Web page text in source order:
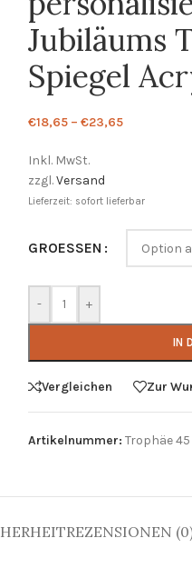
Jubiläums
Spiegel
€18,65 –€23,65
Inkl. MwSt.
zzgl.Versand
Lieferzeit: sofort lieferbar
GROESSEN
- +
IN
Vergleichen Zur
Artikelnummer:Trophäe 45
REZENSIONEN